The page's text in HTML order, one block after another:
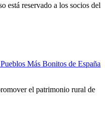
está reservado a los socios del
Más Bonitos de España
el patrimonio rural de